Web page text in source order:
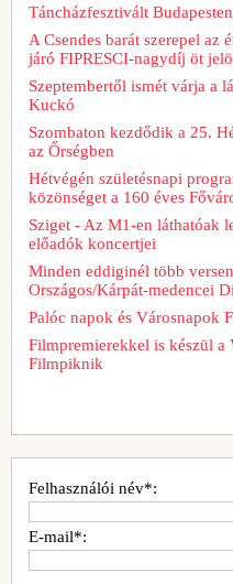
Táncházfesztivált Budapesten
A Csendes barát szerepel az
járó FIPRESCI-nagydíj öt
Szeptembertől ismét várja a
Kuckó
Szombaton kezdődik a 25.
az Őrségben
Hétvégén születésnapi
közönséget a 160 éves
Sziget - Az M1-en láthatóak
előadók koncertjei
Minden eddiginél több
Országos/Kárpát-medencei
Palóc napok és Városnapok
Filmpremierekkel is készül a
Filmpiknik
Felhasználói név*:
E-mail*: